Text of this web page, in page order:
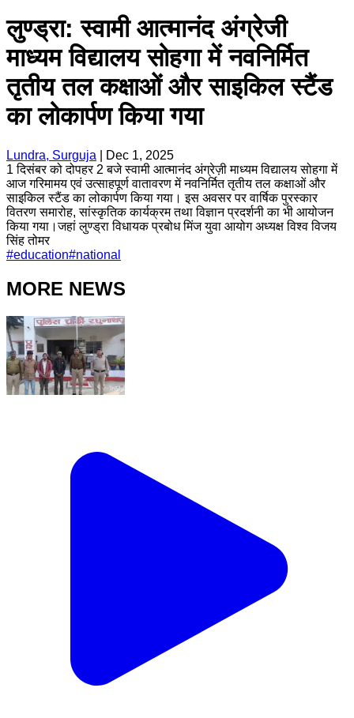
लुण्ड्रा: स्वामी आत्मानंद अंग्रेजी
माध्यम विद्यालय सोहगा में नवनिर्मित
तृतीय तल कक्षाओं और साइकिल स्टैंड
का लोकार्पण किया गया
Lundra, Surguja
Dec 1, 2025
1 दिसंबर को दोपहर 2 बजे स्वामी आत्मानंद अंग्रेज़ी माध्यम विद्यालय सोहगा में
आज गरिमामय एवं उत्साहपूर्ण वातावरण में नवनिर्मित तृतीय तल कक्षाओं और
साइकिल स्टैंड का लोकार्पण किया गया। इस अवसर पर वार्षिक पुरस्कार
वितरण समारोह, सांस्कृतिक कार्यक्रम तथा विज्ञान प्रदर्शनी का भी आयोजन
किया गया।जहां लुण्ड्रा विधायक प्रबोध मिंज युवा आयोग अध्यक्ष विश्व विजय
सिंह तोमर
#education#national
MORE NEWS